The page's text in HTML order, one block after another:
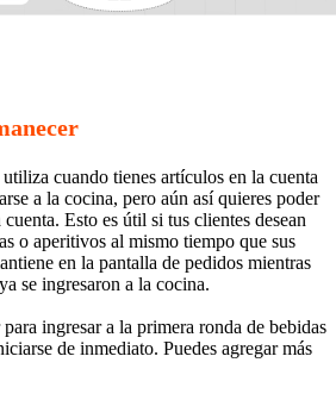
utiliza cuando tienes artículos en la cuenta
a la cocina, pero aún así quieres poder
Esto es útil si tus clientes desean
o aperitivos al mismo tiempo que sus
en la pantalla de pedidos mientras
se ingresaron a la cocina.
ingresar a la primera ronda de bebidas
de inmediato. Puedes agregar más